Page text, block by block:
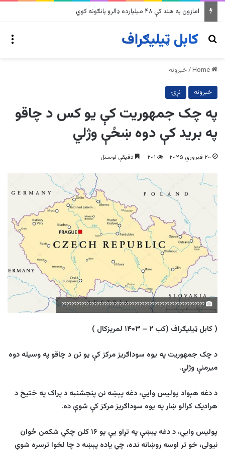
په وینزویلا کې زورورو زلزلو پراخ زیانونه اړولي
Search for
/خبرونه
خبرونه نړۍ
په چک جمهوریت کې یو کس د چاقو
په برید کې دوه ښځې وژلي
۲۰ فبروري ۲۰۲۵ ۲۰۱ دقیقې لوستل
?????????????????????????????????????????????????????????
( کابل ټيليګراف (کب ۲ – ۱۴۰۳ لمريزکال )
د چک جمهوریت په یوه سوداګریز مرکز کې یو تن د چاقو په وسیله دوه
میرمنې وژلي.
د دغه هېواد پولیس وایي، دغه پېښه نن پنجشنبه د پراګ په ختیځ د
هرادیک کرالو ښار په یوه سوداګریز مرکز کې شوې ده.
پولیس وایي، د دغه پېښې په تړاو یې یو ۱۶ کلن چکي شکمن ځوان
نیولی، خو تر اوسه روښانه نده، چې یاده پېښه د چا لخوا ترسره شوې